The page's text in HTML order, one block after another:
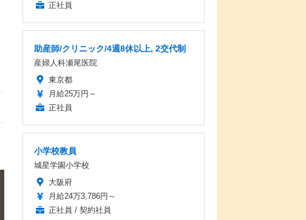
正社員
助産師/クリニック/4週8休以上, 2交代制
産婦人科瀬尾医院
東京都
月給25万円～
正社員
小学校教員
城星学園小学校
大阪府
月給24万3,786円～
正社員 / 契約社員